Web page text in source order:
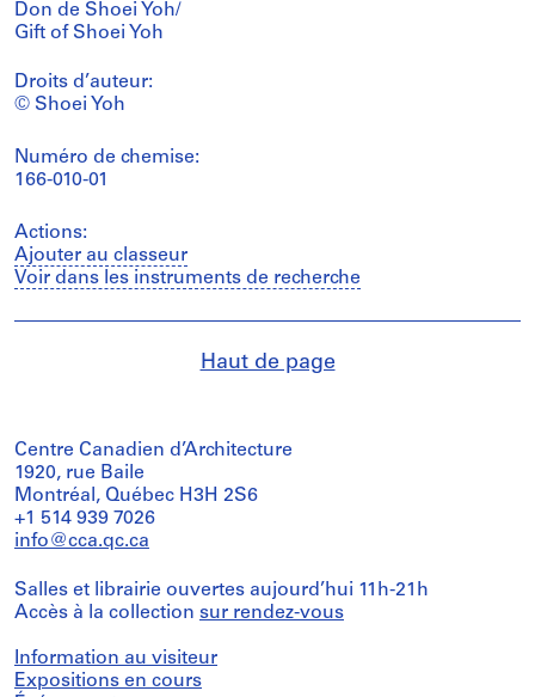
Don de Shoei Yoh/
Gift of Shoei Yoh
Droits d’auteur:
© Shoei Yoh
Numéro de chemise:
166-010-01
Actions:
Ajouter au classeur
Voir dans les instruments de recherche
Haut de page
Centre Canadien d’Architecture
1920, rue Baile
Montréal, Québec H3H 2S6
+1 514 939 7026
info@cca.qc.ca
Salles et librairie ouvertes aujourd’hui 11h-21h
Accès à la collection sur rendez-vous
Information au visiteur
Expositions en cours